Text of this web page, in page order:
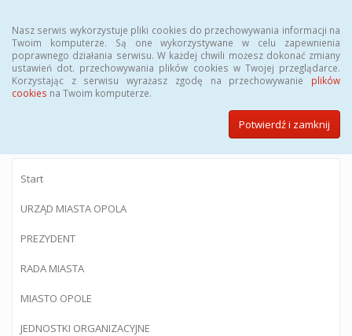
Nasz serwis wykorzystuje pliki cookies do przechowywania informacji na
Twoim komputerze. Są one wykorzystywane w celu zapewnienia
poprawnego działania serwisu. W każdej chwili możesz dokonać zmiany
ustawień dot. przechowywania plików cookies w Twojej przeglądarce.
Korzystając z serwisu wyrażasz zgodę na przechowywanie plików
cookies na Twoim komputerze.
Potwierdź i zamknij
BIULETYN INFORMACJI PUBLICZNEJ
Urzędu Miasta Opola
Start
URZĄD MIASTA OPOLA
PREZYDENT
RADA MIASTA
MIASTO OPOLE
JEDNOSTKI ORGANIZACYJNE